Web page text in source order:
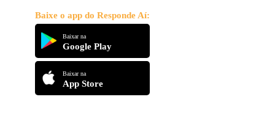
Baixe o app do Responde Aí:
Baixar na
Google Play
Baixar na
App Store